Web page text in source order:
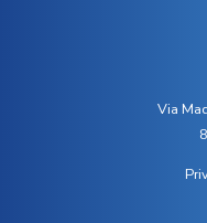
Via